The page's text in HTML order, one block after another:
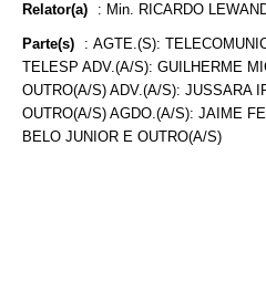
Relator(a) : Min. RICARDO
Parte(s) : AGTE.(S):
TELESP ADV.(A/S): GUILHERME
OUTRO(A/S) ADV.(A/S): JUSSARA
OUTRO(A/S) AGDO.(A/S): JAIME
BELO JUNIOR E OUTRO(A/S)